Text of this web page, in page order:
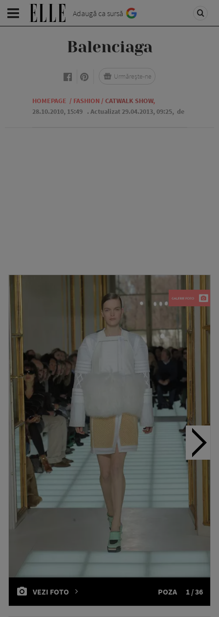
Adaugă ca sursă
Balenciaga
HOMEPAGE / FASHION / CATWALK SHOW,
28.10.2010, 15:49 . Actualizat 29.04.2013, 09:25, de
Urmărește-ne
VEZI FOTO POZA 1 / 36